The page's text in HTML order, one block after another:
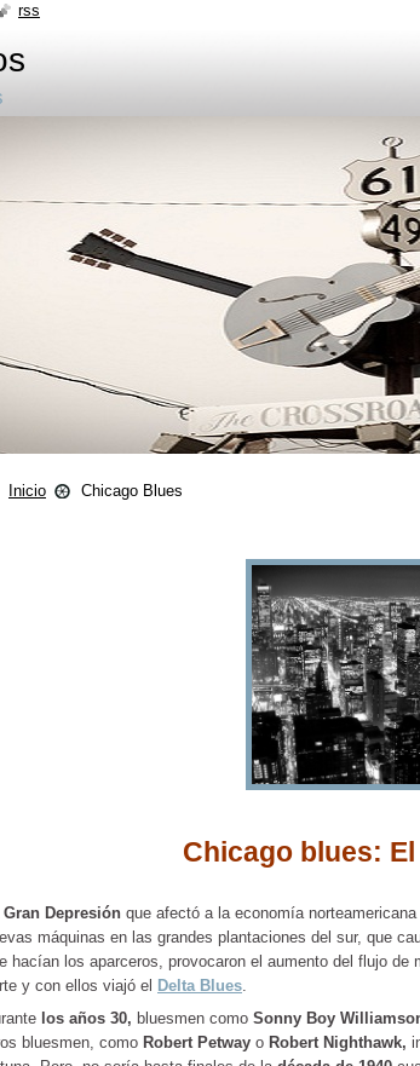
Inicio Chicago Blues
Chicago blues:
Gran Depresión que afectó a la economía
máquinas en las grandes plantaciones del sur, que
hacían los aparceros, provocaron el aumento del flujo de
y con ellos viajó el
Delta Blues.
los años 30, bluesmen como Sonny Boy Williamson
bluesmen, como Robert Petway o Robert Nighthawk,
rss